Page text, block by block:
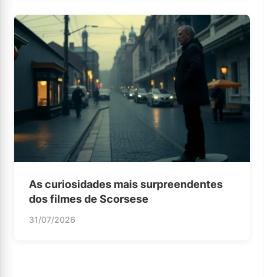
As curiosidades mais surpreendentes
dos filmes de Scorsese
31/07/2026